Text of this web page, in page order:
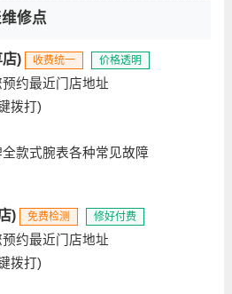
修点
) 收费统一 价格透明
约最近门店地址
拨打)
款式腕表各种常见故障
) 免费检测 修好付费
约最近门店地址
拨打)